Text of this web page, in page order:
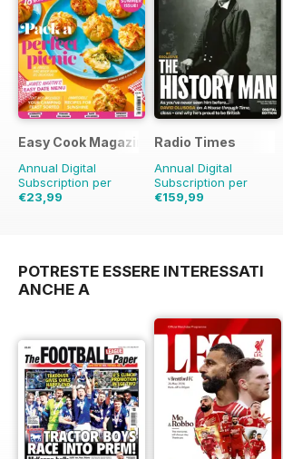
Easy Cook Magazine
Annual Digital
Subscription per
€23,99
Radio Times
Annual Digital
Subscription per
€159,99
POTRESTE ESSERE INTERESSATI
ANCHE A